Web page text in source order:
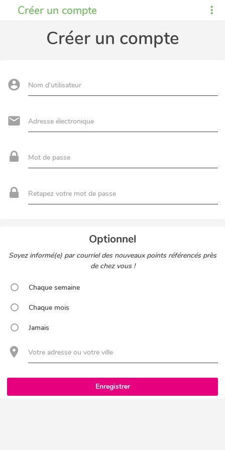
Créer un compte
Créer un compte
Nom d'utilisateur
Adresse électronique
Mot de passe
Retapez votre mot de passe
Optionnel
Soyez informé(e) par courriel des nouveaux points référencés près
de chez vous !
Chaque semaine
Chaque mois
Jamais
Votre adresse ou votre ville